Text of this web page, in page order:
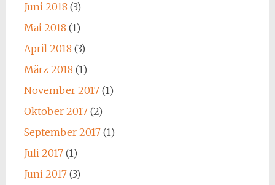
Juni 2018 (3)
Mai 2018 (1)
April 2018 (3)
März 2018 (1)
November 2017(1)
Oktober 2017(2)
September 2017(1)
Juli 2017(1)
Juni 2017(3)